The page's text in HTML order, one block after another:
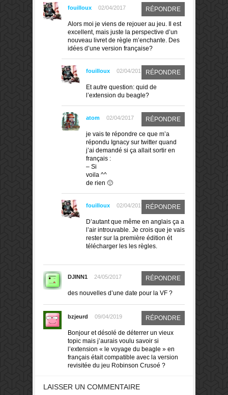
fouilloux 02/04/2017 RÉPONDRE
Alors moi je viens de rejouer au jeu. Il est
excellent, mais juste la perspective d’un
nouveau livret de règle m’enchante. Des
idées d’une version française?
fouilloux 02/04/2017 RÉPONDRE
Et autre question: quid de
l’extension du beagle?
atom 02/04/2017 RÉPONDRE
je vais te répondre ce que m’a
répondu Ignacy sur twitter quand
j’ai demandé si ça allait sortir en
français :
– Si
voila ^^
de rien 🙂
fouilloux 02/04/2017 RÉPONDRE
D’autant que même en anglais ça a
l’air introuvable. Je crois que je vais
rester sur la première édition ét
télécharger les les règles.
DJINN1 24/05/2017 RÉPONDRE
des nouvelles d’une date pour la VF ?
bzjeurd 09/04/2019 RÉPONDRE
Bonjour et désolé de déterrer un vieux
topic mais j’aurais voulu savoir si
l’extension « le voyage du beagle » en
français était compatible avec la version
revisitée du jeu Robinson Crusoé ?
LAISSER UN COMMENTAIRE